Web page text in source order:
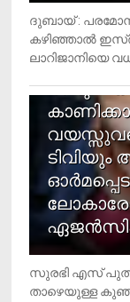
ദുബായ് :
കഴിഞ്ഞാല്‍
ലാറിജാനിയെ
4
രണ്ടു
ടിവിയും
സുരഭി എസ്
താഴെയുള്ള